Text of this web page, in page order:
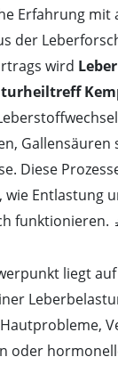
Erfahrung mit
der
wird
Gallensäuren
Diese
wie Entlastung
funktionieren.
liegt
oder